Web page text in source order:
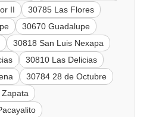
II
30785 Las Flores
30670 Guadalupe
30818 San Luis Nexapa
30810 Las Delicias
30784 28 de Octubre
Zapata